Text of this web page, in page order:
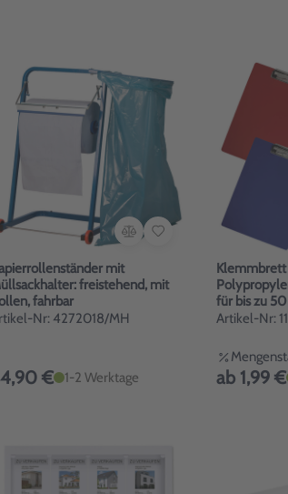
mit
freistehend, mit
fahrbar
Nr: 4272018/MH
€ 1-2 Werktage
Klemmbrett
für bis zu
Artikel-Nr:
ab 1,99 €